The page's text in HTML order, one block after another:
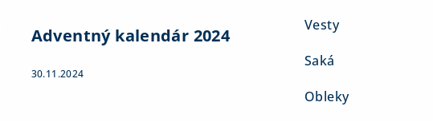
Adventný kalendár 2024
30.11.2024
Vesty
Saká
Obleky